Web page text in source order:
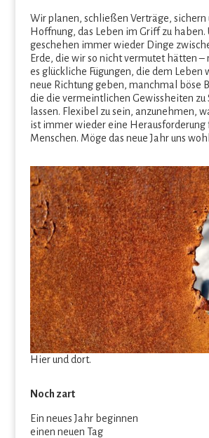
Wir planen, schließen Verträge, sichern
Hoffnung, das Leben im Griff zu haben.
geschehen immer wieder Dinge
Erde, die wir so nicht vermutet hätten –
es glückliche Fügungen, die dem Leben
neue Richtung geben, manchmal böse
die die vermeintlichen Gewissheiten zu
lassen. Flexibel zu sein, anzunehmen,
ist immer wieder eine Herausforderung
Menschen. Möge das neue Jahr uns
Hier und dort.
Noch zart
Ein neues Jahr beginnen
einen neuen Tag